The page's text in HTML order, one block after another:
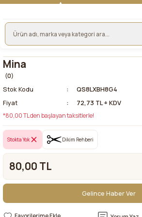
Mina
(0)
Stok Kodu
QS8LXBH8G4
Fiyat
72,73 TL + KDV
*80,00 TL den başlayan taksitlerle!
Stokta Yok Dikim Rehberi
80,00 TL
Gelince Haber Ver
Gelince Haber Ver